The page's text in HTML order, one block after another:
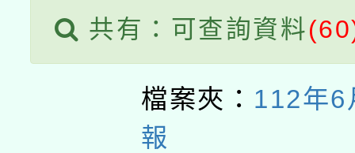
共有：可查詢資料
檔案夾： 112年6
報